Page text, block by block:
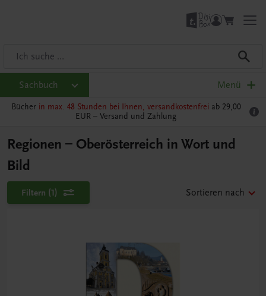
Sachbuch Menü
Bücher in max. 48 Stunden bei Ihnen, versandkostenfrei ab 29,00
EUR – Versand und Zahlung
Regionen – Oberösterreich in Wort und
Bild
Filtern (1) Sortieren nach